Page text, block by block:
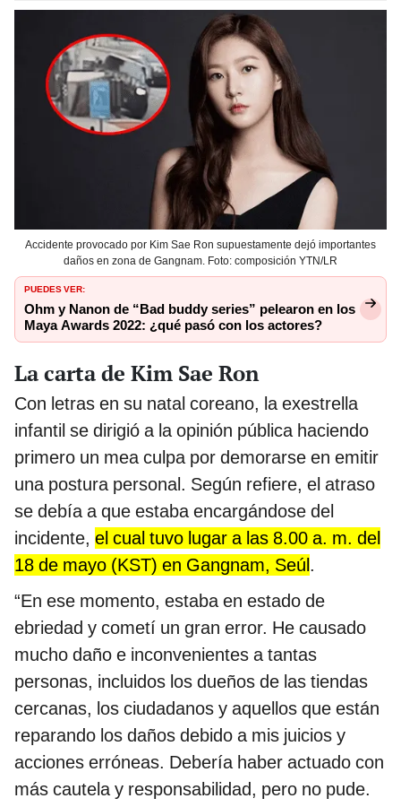
Accidente provocado por Kim Sae Ron supuestamente dejó importantes
daños en zona de Gangnam. Foto: composición YTN/LR
PUEDES VER:
Ohm y Nanon de “Bad buddy series” pelearon en los
Maya Awards 2022: ¿qué pasó con los actores?
La carta de Kim Sae Ron
Con letras en su natal coreano, la exestrella
infantil se dirigió a la opinión pública haciendo
primero un mea culpa por demorarse en emitir
una postura personal. Según refiere, el atraso
se debía a que estaba encargándose del
incidente, el cual tuvo lugar a las 8.00 a. m. del
18 de mayo (KST) en Gangnam, Seúl.
“En ese momento, estaba en estado de
ebriedad y cometí un gran error. He causado
mucho daño e inconvenientes a tantas
personas, incluidos los dueños de las tiendas
cercanas, los ciudadanos y aquellos que están
reparando los daños debido a mis juicios y
acciones erróneas. Debería haber actuado con
más cautela y responsabilidad, pero no pude.